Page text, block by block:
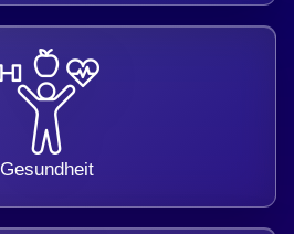
Gesundheit